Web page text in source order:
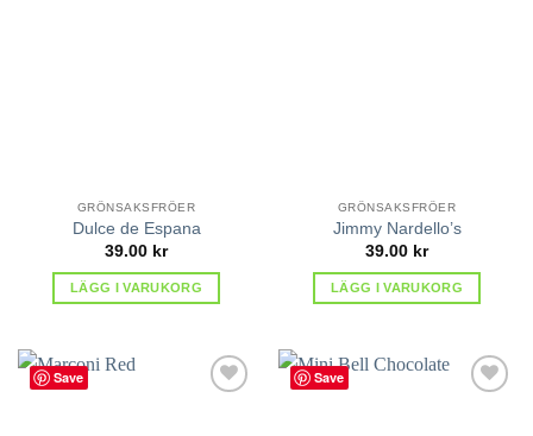
GRÖNSAKSFRÖER
Dulce de Espana
39.00 kr
LÄGG I VARUKORG
GRÖNSAKSFRÖER
Jimmy Nardello’s
39.00 kr
LÄGG I VARUKORG
Save Save